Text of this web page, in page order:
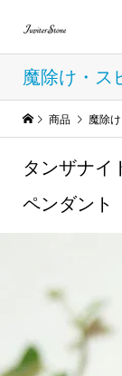
魔除け・ス
商品 魔除
タンザナイ
ペンダント